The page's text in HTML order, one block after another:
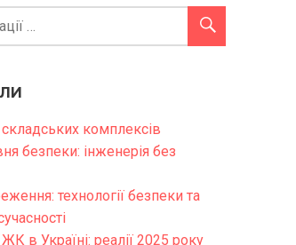
комплексів
безпеки: інженерія без
технології безпеки та
в Україні: реалії 2025 року